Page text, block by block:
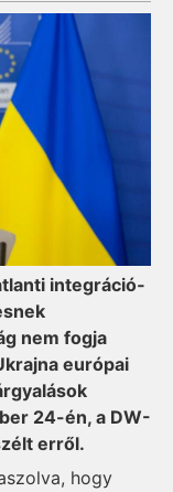
integráció­
nem fogja
európai
24-én, a DW-
erről.
hogy